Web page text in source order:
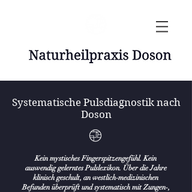
Systematische Pulsdiagnostik nach
Doson
Kein mystisches Fingerspitzengefühl. Kein
auswendig gelerntes Pulslexikon. Über die Jahre
klinisch geschult, an westlich-medizinischen
Befunden überprüft und systematisch mit Zungen-,